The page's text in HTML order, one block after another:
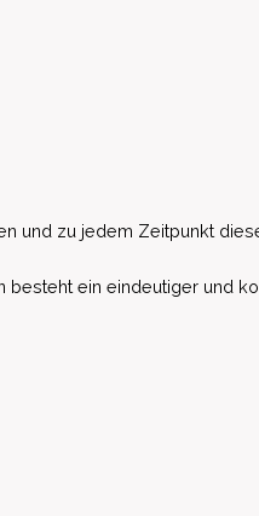
und zu jedem Zeitpunkt
besteht ein eindeutiger und